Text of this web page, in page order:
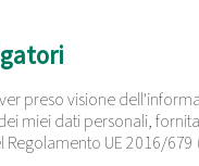
preso visione
miei dati personali,
UE 2016/679